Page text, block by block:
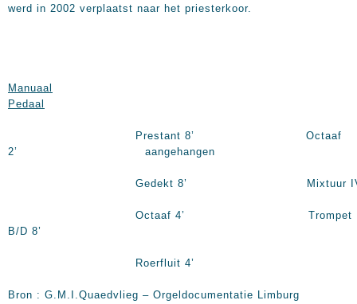
werd in 2002 verplaatst naar het priesterkoor.
Manuaal
Pedaal
Prestant 8’ Octaaf
2’ aangehangen
Gedekt 8’ Mixtuur
Octaaf 4’ Trompet
B/D 8’
Roerfluit 4’
Bron : G.M.I.Quaedvlieg – Orgeldocumentatie Limburg